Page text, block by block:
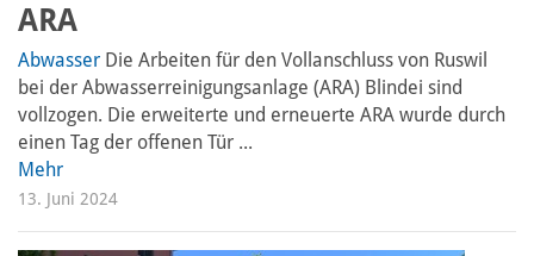
ARA
Abwasser Die Arbeiten für den Vollanschluss von Ruswil
bei der Abwasserreinigungsanlage (ARA) Blindei sind
vollzogen. Die erweiterte und erneuerte ARA wurde durch
einen Tag der offenen Tür ...
Mehr
13. Juni 2024